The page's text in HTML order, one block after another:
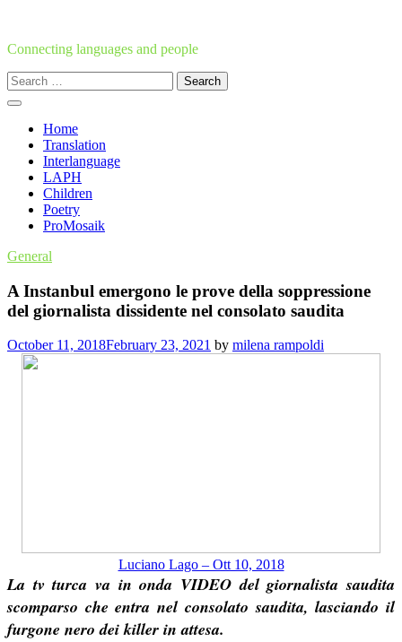
content
Connecting languages and people
Search
for:
Home
Translation
Interlanguage
LAPH
Children
Poetry
ProMosaik
General
A Instanbul emergono le prove della soppressione
del giornalista dissidente nel consolato saudita
October 11, 2018February 23, 2021 by milena rampoldi
Luciano Lago – Ott 10, 2018
La tv turca va in onda VIDEO del giornalista saudita
scomparso che entra nel consolato saudita, lasciando il
furgone nero dei killer in attesa.